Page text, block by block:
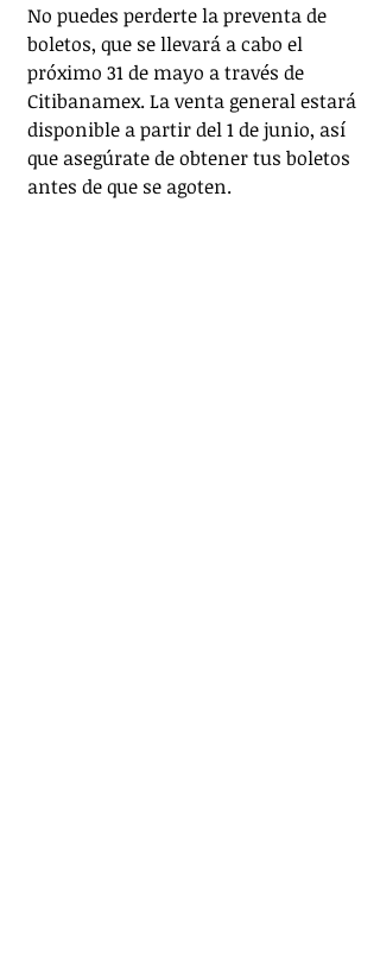
No puedes perderte la preventa de
boletos, que se llevará a cabo el
próximo 31 de mayo a través de
Citibanamex. La venta general estará
disponible a partir del 1 de junio, así
que asegúrate de obtener tus boletos
antes de que se agoten.